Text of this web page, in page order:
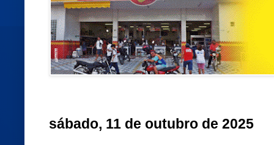
sábado, 11 de outubro de 2025